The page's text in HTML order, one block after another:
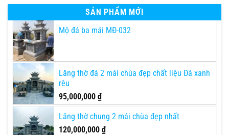
SẢN PHẨM MỚI
Mộ đá ba mái MĐ-032
Lăng thờ đá 2 mái chùa đẹp chất liệu Đá xanh
rêu
95,000,000 ₫
Lăng thờ chung 2 mái chùa đẹp nhất
120,000,000 ₫